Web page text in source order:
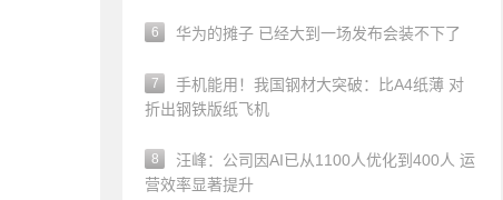
6 华为的摊子 已经大到一场发布会装不下了
7
手机能用！我国钢材大突破：比A4纸薄 对
折出钢铁版纸飞机
8
汪峰：公司因AI已从1100人优化到400人 运
营效率显著提升